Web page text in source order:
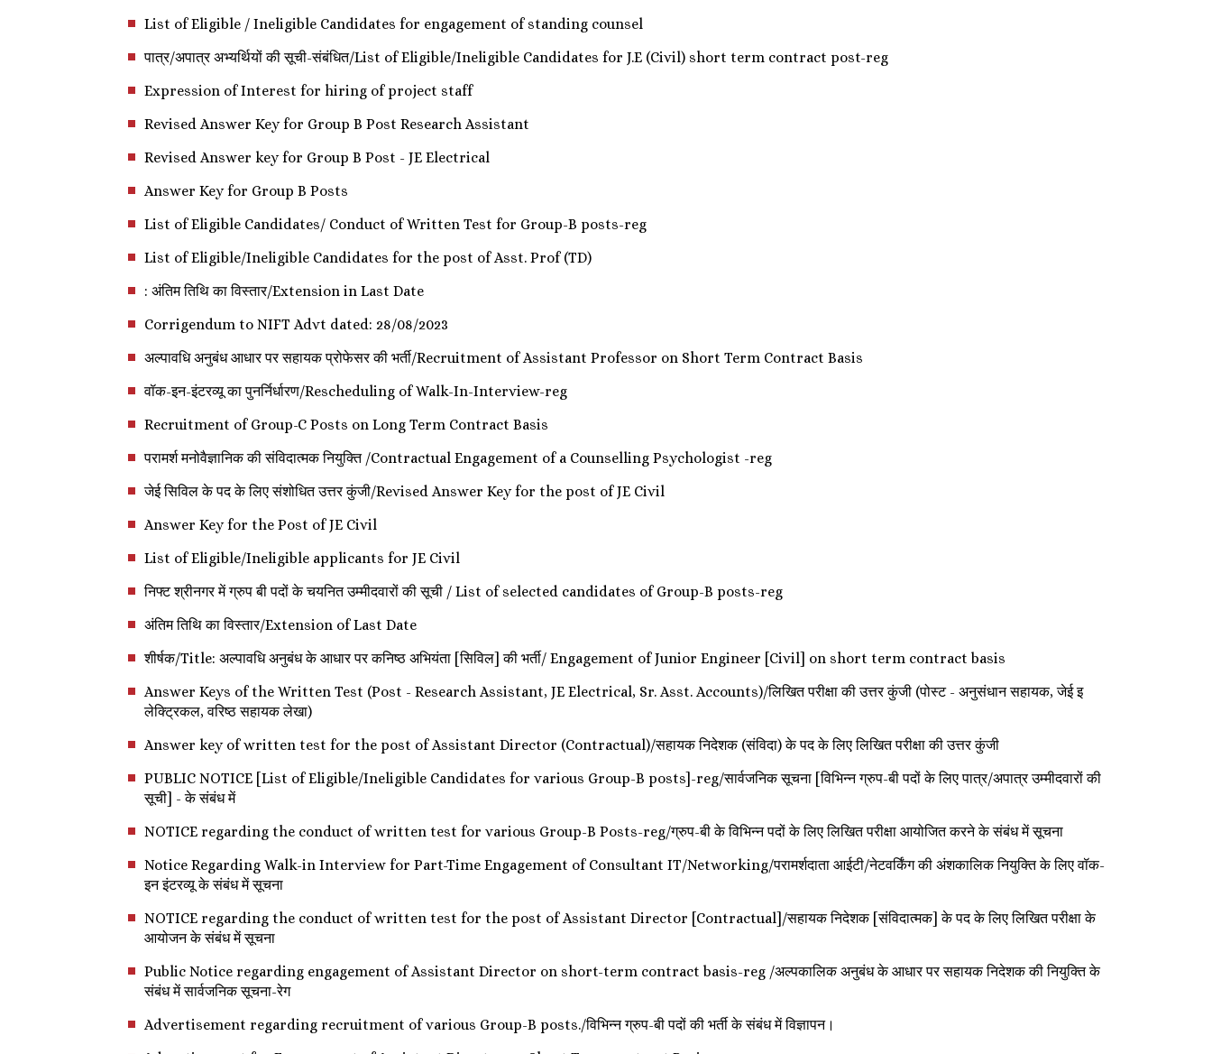
List of Eligible / Ineligible Candidates for engagement of standing counsel
पात्र/अपात्र अभ्यर्थियों की सूची-संबंधित/List of Eligible/Ineligible Candidates for J.E (Civil) short term contract post-reg
Expression of Interest for hiring of project staff
Revised Answer Key for Group B Post Research Assistant
Revised Answer key for Group B Post - JE Electrical
Answer Key for Group B Posts
List of Eligible Candidates/ Conduct of Written Test for Group-B posts-reg
List of Eligible/Ineligible Candidates for the post of Asst. Prof (TD)
: अंतिम तिथि का विस्तार/Extension in Last Date
Corrigendum to NIFT Advt dated: 28/08/2023
अल्पावधि अनुबंध आधार पर सहायक प्रोफेसर की भर्ती/Recruitment of Assistant Professor on Short Term Contract Basis
वॉक-इन-इंटरव्यू का पुनर्निर्धारण/Rescheduling of Walk-In-Interview-reg
Recruitment of Group-C Posts on Long Term Contract Basis
परामर्श मनोवैज्ञानिक की संविदात्मक नियुक्ति /Contractual Engagement of a Counselling Psychologist -reg
जेई सिविल के पद के लिए संशोधित उत्तर कुंजी/Revised Answer Key for the post of JE Civil
Answer Key for the Post of JE Civil
List of Eligible/Ineligible applicants for JE Civil
निफ्ट श्रीनगर में ग्रुप बी पदों के चयनित उम्मीदवारों की सूची / List of selected candidates of Group-B posts-reg
अंतिम तिथि का विस्तार/Extension of Last Date
शीर्षक/Title: अल्पावधि अनुबंध के आधार पर कनिष्ठ अभियंता [सिविल] की भर्ती/ Engagement of Junior Engineer [Civil] on short term contract basis
Answer Keys of the Written Test (Post - Research Assistant, JE Electrical, Sr. Asst. Accounts)/लिखित परीक्षा की उत्तर कुंजी (पोस्ट - अनुसंधान सहायक, जेई इ
लेक्ट्रिकल, वरिष्ठ सहायक लेखा)
Answer key of written test for the post of Assistant Director (Contractual)/सहायक निदेशक (संविदा) के पद के लिए लिखित परीक्षा की उत्तर कुंजी
PUBLIC NOTICE [List of Eligible/Ineligible Candidates for various Group-B posts]-reg/सार्वजनिक सूचना [विभिन्न ग्रुप-बी पदों के लिए पात्र/अपात्र उम्मीदवारों की
सूची] - के संबंध में
NOTICE regarding the conduct of written test for various Group-B Posts-reg/ग्रुप-बी के विभिन्न पदों के लिए लिखित परीक्षा आयोजित करने के संबंध में सूचना
Notice Regarding Walk-in Interview for Part-Time Engagement of Consultant IT/Networking/परामर्शदाता आईटी/नेटवर्किंग की अंशकालिक नियुक्ति के लिए वॉक-
इन इंटरव्यू के संबंध में सूचना
NOTICE regarding the conduct of written test for the post of Assistant Director [Contractual]/सहायक निदेशक [संविदात्मक] के पद के लिए लिखित परीक्षा के
आयोजन के संबंध में सूचना
Public Notice regarding engagement of Assistant Director on short-term contract basis-reg /अल्पकालिक अनुबंध के आधार पर सहायक निदेशक की नियुक्ति के
संबंध में सार्वजनिक सूचना-रेग
Advertisement regarding recruitment of various Group-B posts./विभिन्न ग्रुप-बी पदों की भर्ती के संबंध में विज्ञापन।